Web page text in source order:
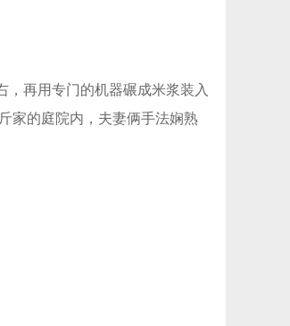
，再用专门的机器碾成米浆装入
家的庭院内，夫妻俩手法娴熟